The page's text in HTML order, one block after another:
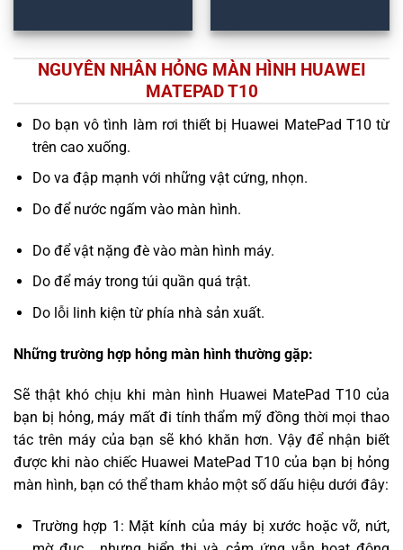
NGUYÊN NHÂN HỎNG MÀN HÌNH HUAWEI
MATEPAD T10
Do bạn vô tình làm rơi thiết bị Huawei MatePad T10 từ
trên cao xuống.
Do va đập mạnh với những vật cứng, nhọn.
Do để nước ngấm vào màn hình.
Do để vật nặng đè vào màn hình máy.
Do để máy trong túi quần quá trật.
Do lỗi linh kiện từ phía nhà sản xuất.
Những trường hợp hỏng màn hình thường gặp:
Sẽ thật khó chịu khi màn hình Huawei MatePad T10 của
bạn bị hỏng, máy mất đi tính thẩm mỹ đồng thời mọi thao
tác trên máy của bạn sẽ khó khăn hơn. Vậy để nhận biết
được khi nào chiếc Huawei MatePad T10 của bạn bị hỏng
màn hình, bạn có thể tham khảo một số dấu hiệu dưới đây:
Trường hợp 1: Mặt kính của máy bị xước hoặc vỡ, nứt,